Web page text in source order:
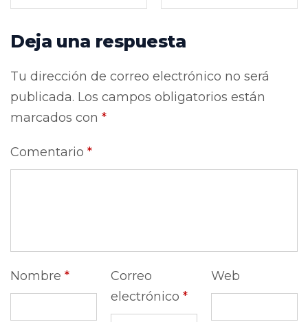
Deja una respuesta
Tu dirección de correo electrónico no será
publicada. Los campos obligatorios están
marcados con *
Comentario *
Nombre *
Correo
electrónico *
Web